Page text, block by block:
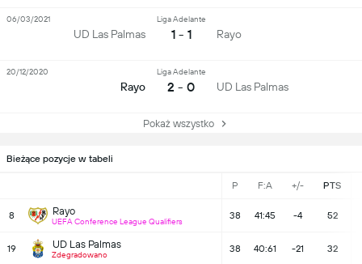
Bieżące pozycje w tabeli
P F:A +/- PTS
8 Rayo
UEFA Conference League Qualifiers
38 41:45 -4 52
19 UD Las Palmas
Zdegradowano
38 40:61 -21 32
UD Las Palmas
Liga Adelante
1 - 1 Rayo
06/03/2021
Rayo
Liga Adelante
2 - 0 UD Las Palmas
20/12/2020
Pokaż wszystko